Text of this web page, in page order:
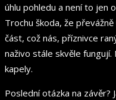
úhlu pohledu a není to jen
Trochu škoda, že
část, což nás, příznivce
naživo stále skvěle
kapely.
Poslední otázka na závěr?